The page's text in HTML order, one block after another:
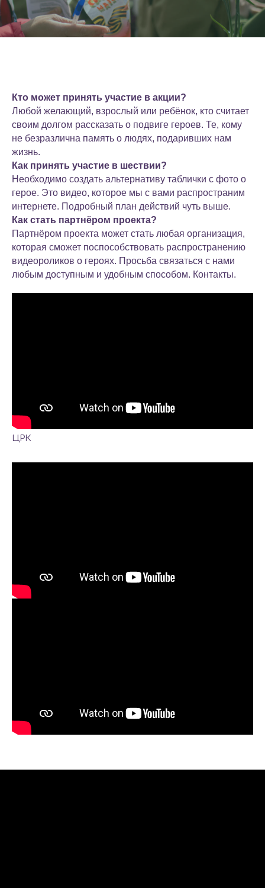
Кто может принять участие в акции?
Любой желающий, взрослый или ребёнок, кто считает
своим долгом рассказать о подвиге героев. Те, кому
не безразлична память о людях, подаривших нам
жизнь.
Как принять участие в шествии?
Необходимо создать альтернативу таблички с фото о
герое. Это видео, которое мы с вами распространим
интернете. Подробный план действий чуть выше.
Как стать партнёром проекта?
Партнёром проекта может стать любая организация,
которая сможет поспособствовать распространению
видеороликов о героях. Просьба связаться с нами
любым доступным и удобным способом. Контакты.
ЦРК